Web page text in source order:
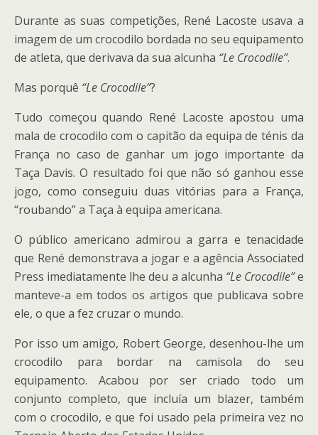
Durante as suas competições, René Lacoste usava a
imagem de um crocodilo bordada no seu equipamento
de atleta, que derivava da sua alcunha “Le Crocodile”.
Mas porquê “Le Crocodile”?
Tudo começou quando René Lacoste apostou uma
mala de crocodilo com o capitão da equipa de ténis da
França no caso de ganhar um jogo importante da
Taça Davis. O resultado foi que não só ganhou esse
jogo, como conseguiu duas vitórias para a França,
“roubando” a Taça à equipa americana.
O público americano admirou a garra e tenacidade
que René demonstrava a jogar e a agência Associated
Press imediatamente lhe deu a alcunha “Le Crocodile”e
manteve-a em todos os artigos que publicava sobre
ele, o que a fez cruzar o mundo.
Por isso um amigo, Robert George, desenhou-lhe um
crocodilo para bordar na camisola do seu
equipamento. Acabou por ser criado todo um
conjunto completo, que incluía um blazer, também
com o crocodilo, e que foi usado pela primeira vez no